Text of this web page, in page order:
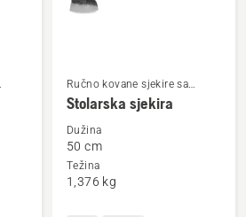
Pogledajte
detalja
Stolarska
Ručno kovane sjekire sa
drvenom drškom
Stolarska sjekira
Dužina
50 cm
Težina
1,376 kg